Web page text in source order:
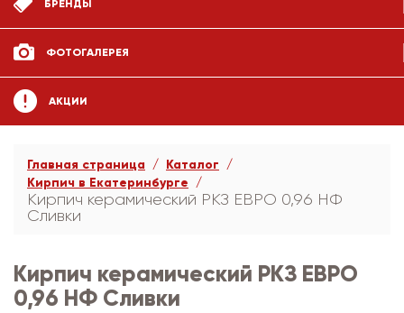
БРЕНДЫ
ФОТОГАЛЕРЕЯ
АКЦИИ
Главная страница
Каталог
Кирпич в Екатеринбурге
Кирпич керамический РКЗ ЕВРО 0,96 НФ
Сливки
Кирпич керамический РКЗ ЕВРО
0,96 НФ Сливки